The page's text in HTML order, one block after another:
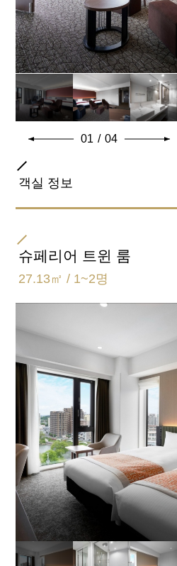
01 / 04
객실 정보
154cm×203cm 2대
일반적인 객실 설비 · 용품
슈페리어 트윈 룸
27.13㎡ / 1~2명